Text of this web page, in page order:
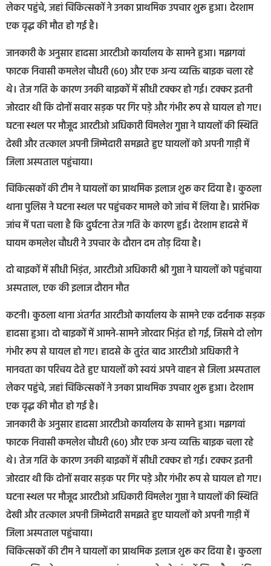
लेकर पहुंचे, जहां चिकित्सकों ने उनका प्राथमिक उपचार शुरू हुआ। देरशाम
एक वृद्ध की मौत हो गई है।
जानकारी के अनुसार हादसा आरटीओ कार्यालय के सामने हुआ। मझगवां
फाटक निवासी कमलेश चौधरी (60) और एक अन्य व्यक्ति बाइक चला रहे
थे। तेज गति के कारण उनकी बाइकों में सीधी टक्कर हो गई। टक्कर इतनी
जोरदार थी कि दोनों सवार सड़क पर गिर पड़े और गंभीर रूप से घायल हो गए।
घटना स्थल पर मौजूद आरटीओ अधिकारी विमलेश गुप्ता ने घायलों की स्थिति
देखी और तत्काल अपनी जिम्मेदारी समझते हुए घायलों को अपनी गाड़ी में
जिला अस्पताल पहुंचाया।
चिकित्सकों की टीम ने घायलों का प्राथमिक इलाज शुरू कर दिया है। कुठला
थाना पुलिस ने घटना स्थल पर पहुंचकर मामले को जांच में लिया है। प्रारंभिक
जांच में पता चला है कि दुर्घटना तेज गति के कारण हुई। देरशाम हादसे में
घायम कमलेश चौधरी ने उपचार के दौरान दम तोड़ दिया है।
दो बाइकों में सीधी भिड़ंत, आरटीओ अधिकारी श्री गुप्ता ने घायलों को पहुंचाया
अस्पताल, एक की इलाज दौरान मौत
कटनी। कुठला थाना अंतर्गत आरटीओ कार्यालय के सामने एक दर्दनाक सड़क
हादसा हुआ। दो बाइकों में आमने-सामने जोरदार भिड़ंत हो गई, जिसमे दो लोग
गंभीर रूप से घायल हो गए। हादसे के तुरंत बाद आरटीओ अधिकारी ने
मानवता का परिचय देते हुए घायलों को स्वयं अपने वाहन से जिला अस्पताल
लेकर पहुंचे, जहां चिकित्सकों ने उनका प्राथमिक उपचार शुरू हुआ। देरशाम
एक वृद्ध की मौत हो गई है।
जानकारी के अनुसार हादसा आरटीओ कार्यालय के सामने हुआ। मझगवां
फाटक निवासी कमलेश चौधरी (60) और एक अन्य व्यक्ति बाइक चला रहे
थे। तेज गति के कारण उनकी बाइकों में सीधी टक्कर हो गई। टक्कर इतनी
जोरदार थी कि दोनों सवार सड़क पर गिर पड़े और गंभीर रूप से घायल हो गए।
घटना स्थल पर मौजूद आरटीओ अधिकारी विमलेश गुप्ता ने घायलों की स्थिति
देखी और तत्काल अपनी जिम्मेदारी समझते हुए घायलों को अपनी गाड़ी में
जिला अस्पताल पहुंचाया।
चिकित्सकों की टीम ने घायलों का प्राथमिक इलाज शुरू कर दिया है। कुठला